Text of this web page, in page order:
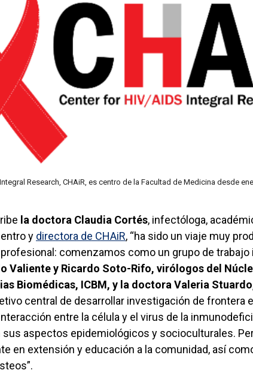
Research, CHAiR, es centro de la Facultad de Medicina desde
la doctora Claudia Cortés, infectóloga,
y directora de CHAiR, “ha sido un viaje muy
comenzamos como un grupo de trabajo
Valiente y Ricardo Soto-Rifo, virólogos del
Biomédicas, ICBM, y la doctora Valeria
central de desarrollar investigación de frontera
entre la célula y el virus de la
aspectos epidemiológicos y socioculturales.
en extensión y educación a la comunidad, así